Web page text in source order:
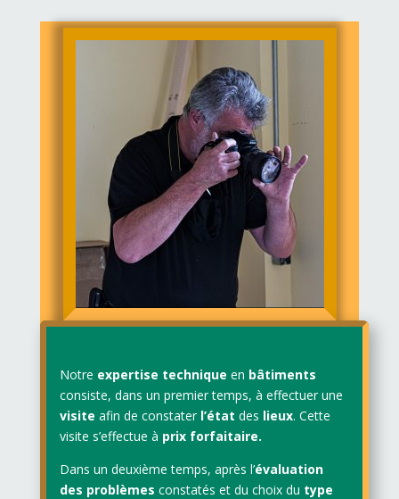
Notre expertise technique en bâtiments
consiste, dans un premier temps, à effectuer une
visite afin de constater l’état des lieux. Cette
visite s’effectue à prix forfaitaire.
Dans un deuxième temps, après l’évaluation
des problèmes constatés et du choix du type